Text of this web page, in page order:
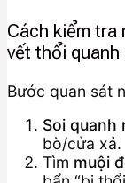
Cách kiểm tra
vết thổi quanh
Bước quan sát
Soi quanh
bò/cửa xả.
Tìm muội